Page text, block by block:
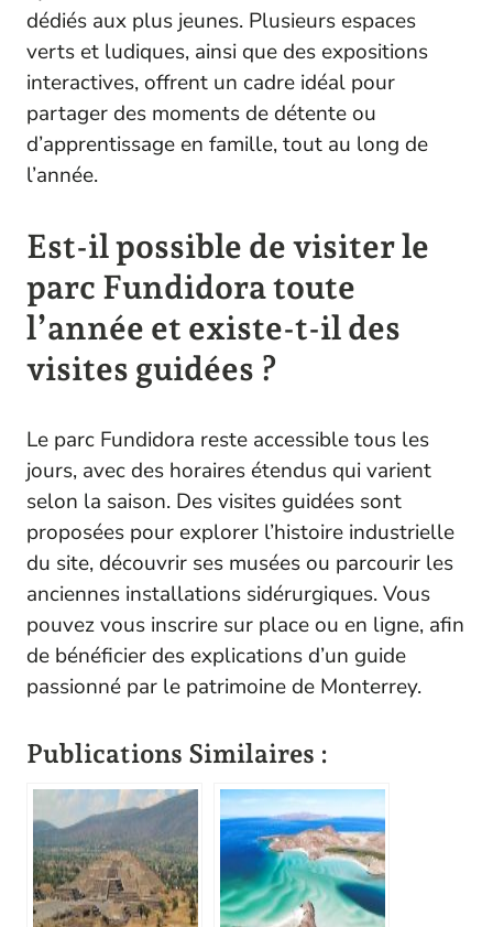
dédiés aux plus jeunes. Plusieurs espaces
verts et ludiques, ainsi que des expositions
interactives, offrent un cadre idéal pour
partager des moments de détente ou
d’apprentissage en famille, tout au long de
l’année.
Est-il possible de visiter le
parc Fundidora toute
l’année et existe-t-il des
visites guidées ?
Le parc Fundidora reste accessible tous les
jours, avec des horaires étendus qui varient
selon la saison. Des visites guidées sont
proposées pour explorer l’histoire industrielle
du site, découvrir ses musées ou parcourir les
anciennes installations sidérurgiques. Vous
pouvez vous inscrire sur place ou en ligne, afin
de bénéficier des explications d’un guide
passionné par le patrimoine de Monterrey.
Publications Similaires :